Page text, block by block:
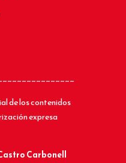
de los contenidos
expresa
Carbonell